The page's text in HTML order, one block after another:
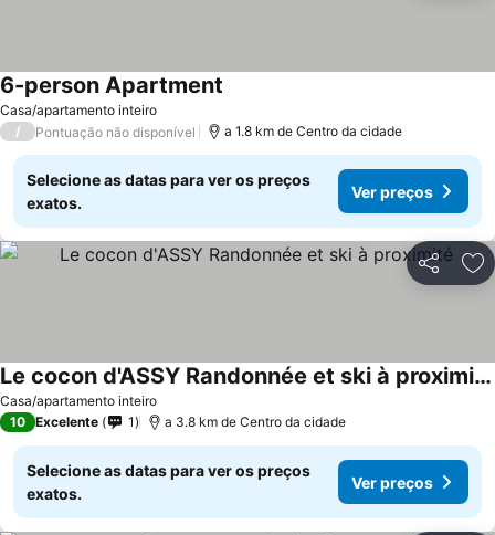
Casa/apartamento inteiro
6-person Apartment
/ Pontuação não disponível a 1.8 km de Centro da cidade
Selecione as datas para ver os preços
exatos.
Ver preços
Partilhar
Casa/apartamento inteiro
Le cocon d'ASSY Randonnée et ski à proximité
Ver preços
10 Excelente 1 a 3.8 km de Centro da cidade
Selecione as datas para ver os preços
exatos.
Ver preços